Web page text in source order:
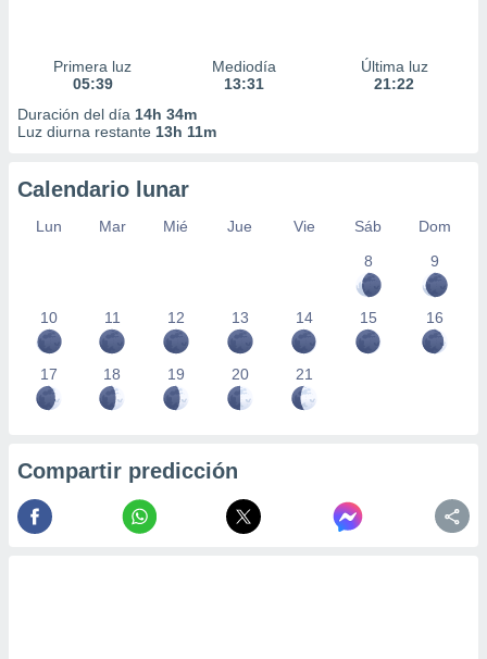
Primera luz
05:39
Mediodía
13:31
Última luz
21:22
Duración del día 14h 34m
Luz diurna restante 13h 11m
Calendario lunar
Lun Mar Mié Jue Vie Sáb
Dom
8
9
10 11 12 13 14 15 16
17 18 19 20 21
Compartir predicción